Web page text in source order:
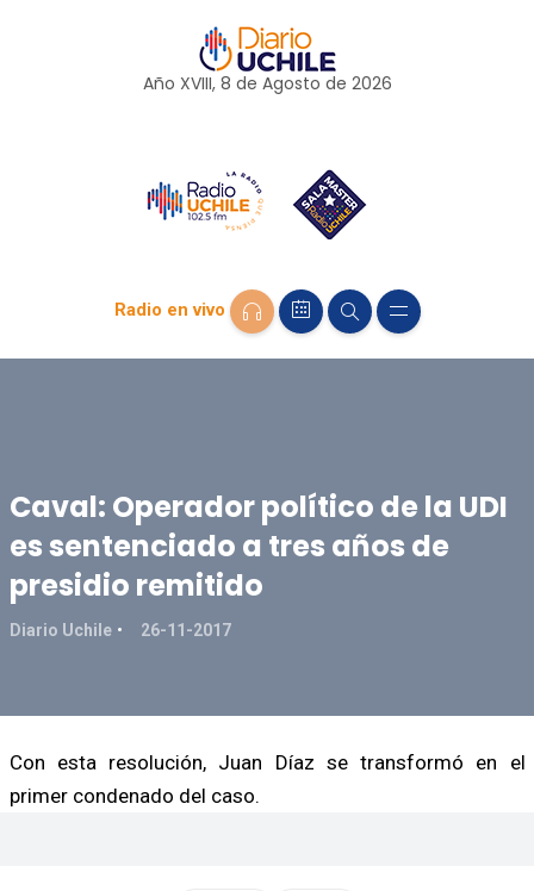
Año XVIII, 8 de Agosto de 2026
Radio en vivo
Caval: Operador político de la UDI
es sentenciado a tres años de
presidio remitido
Diario Uchile 26-11-2017
Con esta resolución, Juan Díaz se transformó en el
primer condenado del caso.